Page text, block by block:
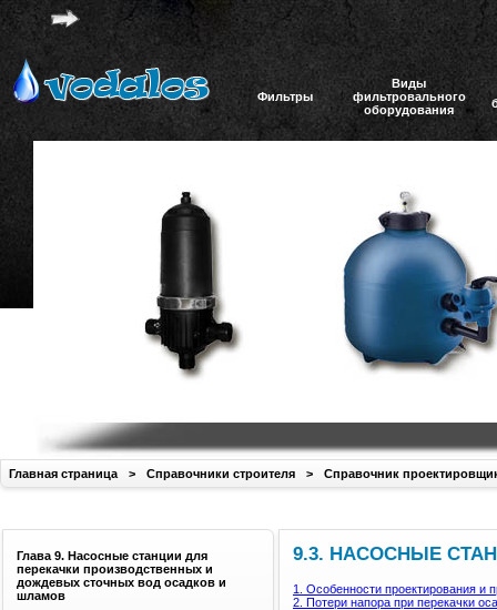
Фильтры
Виды
фильтровального
оборудования
Главная страница > Справочники строителя > Справочник
9.3. НАСОСНЫЕ
1. Особенности проектирования и
2. Потери напора при перекачки
Глава 9. Насосные станции для
перекачки производственных и
дождевых сточных вод осадков и
шламов